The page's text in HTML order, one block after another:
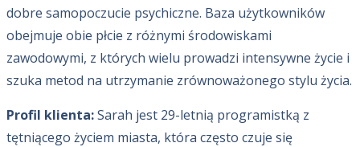
dobre samopoczucie psychiczne. Baza użytkowników
obejmuje obie płcie z różnymi środowiskami
zawodowymi, z których wielu prowadzi intensywne życie i
szuka metod na utrzymanie zrównoważonego stylu życia.
Profil klienta:Sarah jest 29-letnią programistką z
tętniącego życiem miasta, która często czuje się